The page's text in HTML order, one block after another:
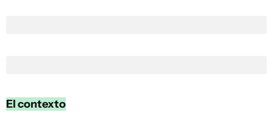
El contexto